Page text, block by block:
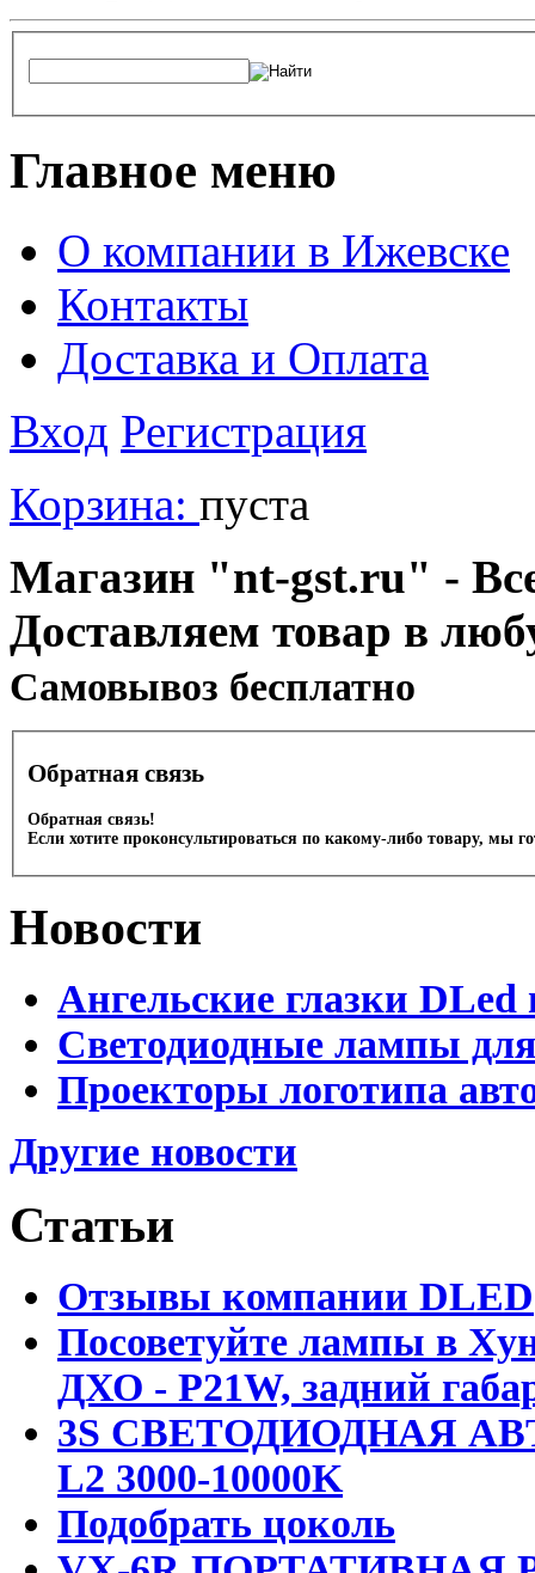
Главное меню
О компании в Ижевске
Контакты
Доставка и Оплата
Вход Регистрация
Корзина: пуста
Магазин "nt-gst.ru" -
Доставляем товар в
Cамовывоз бесплатно
Обратная связь
Обратная связь!
Если хотите проконсультироваться по какому-либо товару, мы
Новости
Ангельские глазки DLed
Светодиодные лампы
Проекторы логотипа
Другие новости
Статьи
Отзывы компании DLED
Посоветуйте лампы в
ДХО - P21W, задний
3S СВЕТОДИОДНАЯ
L2 3000-10000K
Подобрать цоколь